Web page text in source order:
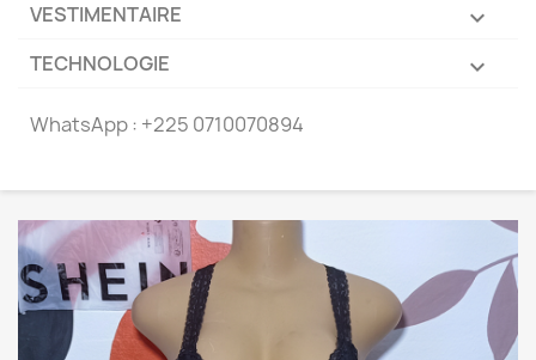

VESTIMENTAIRE

TECHNOLOGIE
WhatsApp : +225 0710070894